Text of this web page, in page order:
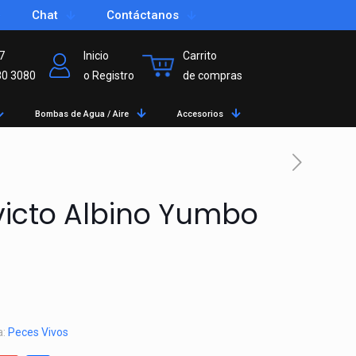
Chat Contáctanos
3080
Inicio
o Registro
Carrito
de compras
Bombas de Agua / Aire Accesorios
Albino Yumbo
Peces Vivos